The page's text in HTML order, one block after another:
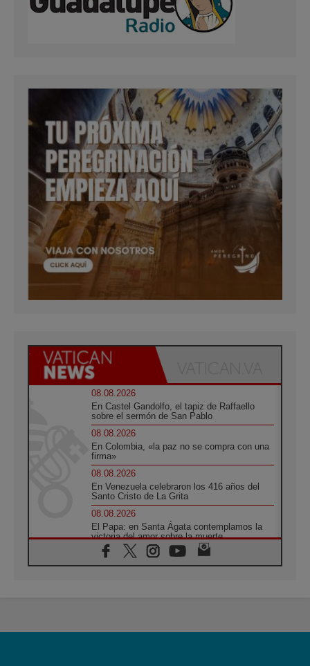
08.08.2026
En Castel Gandolfo, el tapiz de Raffaello
sobre el sermón de San Pablo
08.08.2026
En Colombia, «la paz no se compra con una
firma»
08.08.2026
En Venezuela celebraron los 416 años del
Santo Cristo de La Grita
08.08.2026
El Papa: en Santa Ágata contemplamos la
victoria del amor sobre la muerte
08.08.2026
León XIV visitará el Santuario de la Madre
07.08.2026